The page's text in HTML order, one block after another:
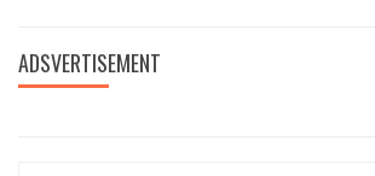
ADSVERTISEMENT